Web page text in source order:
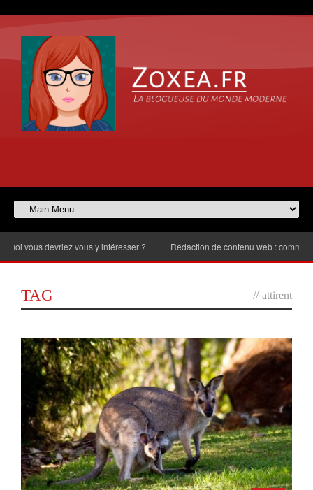
devriez vous y intéresser ? Rédaction de contenu web : comment
TAG // attirent